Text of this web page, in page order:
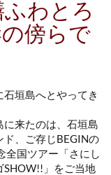
わとろ
傍らで
石垣島へとやってき
に来たのは、石垣島
ド、ご存じBEGINの
全国ツアー「さにし
SHOW!!」をご当地